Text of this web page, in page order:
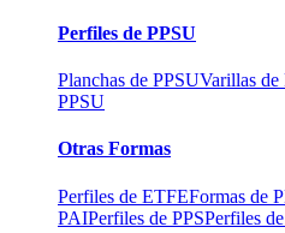
Perfiles de PPSU
Planchas de PPSUVarillas de
PPSU
Otras Formas
Perfiles de ETFEFormas de
PAIPerfiles de PPSPerfiles